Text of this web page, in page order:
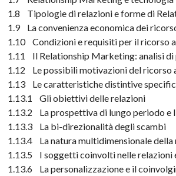
1.8 Tipologie di relazioni e forme di
1.9 La convenienza economica dei
1.10 Condizioni e requisiti per il ricorso
1.11 Il Relationship Marketing: analisi
1.12 Le possibili motivazioni del ricorso
1.13 Le caratteristiche distintive
1.13.1 Gli obiettivi delle relazioni
1.13.2 La prospettiva di lungo periodo e
1.13.3 La bi-direzionalità degli scambi
1.13.4 La natura multidimensionale della
1.13.5 I soggetti coinvolti nelle relazioni
1.13.6 La personalizzazione e il